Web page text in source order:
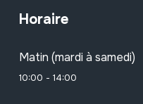
Horaire
Matin (mardi à samedi)
10:00 - 14:00